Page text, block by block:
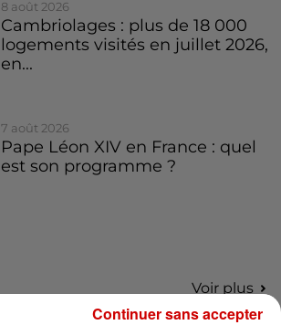
8 août 2026
Cambriolages : plus de 18 000
logements visités en juillet 2026,
en...
7 août 2026
Pape Léon XIV en France : quel
est son programme ?
Voir plus
Continuer sans accepter